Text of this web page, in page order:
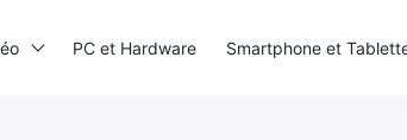
PC et Hardware Smartphone et